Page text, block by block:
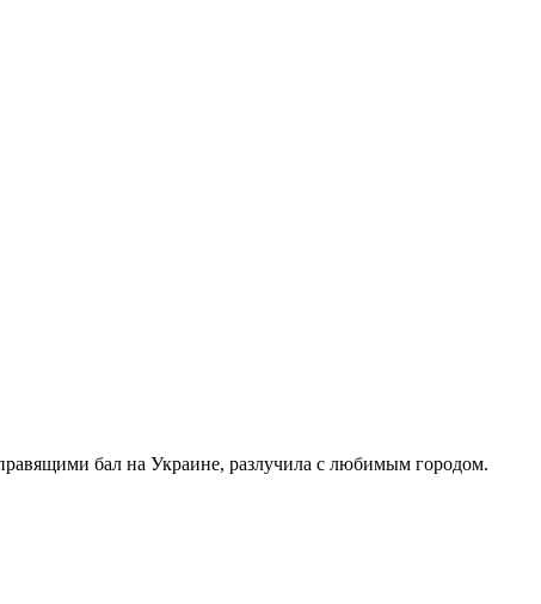
бал на Украине, разлучила с любимым городом.